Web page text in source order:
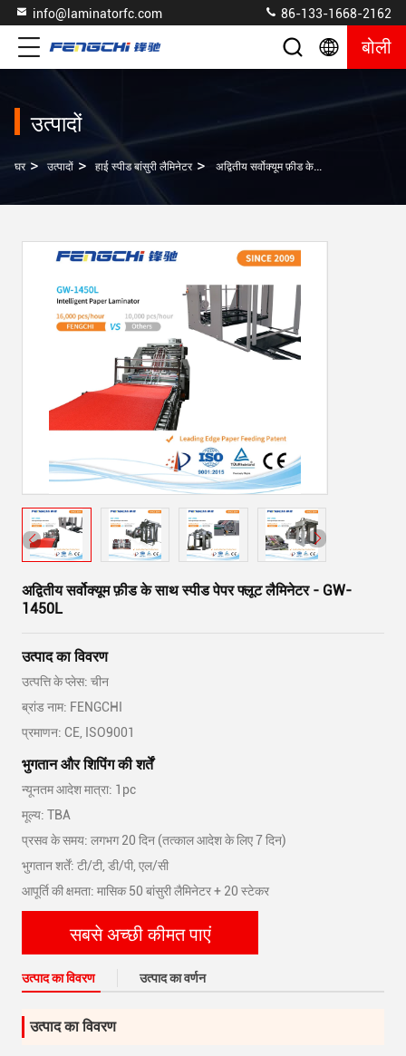
info@laminatorfc.com 86-133-1668-2162
बोली
उत्पादों
घर > उत्पादों > हाई स्पीड बांसुरी लैमिनेटर > अद्वितीय सर्वोक्यूम फ़ीड के साथ स्पीड पेपर फ्लूट लैमिनेटर - GW-1450L
अद्वितीय सर्वोक्यूम फ़ीड के साथ स्पीड पेपर फ्लूट लैमिनेटर - GW-
1450L
उत्पाद का विवरण
उत्पत्ति के प्लेस: चीन
ब्रांड नाम: FENGCHI
प्रमाणन: CE, ISO9001
भुगतान और शिपिंग की शर्तें
न्यूनतम आदेश मात्रा: 1pc
मूल्य: TBA
प्रसव के समय: लगभग 20 दिन (तत्काल आदेश के लिए 7 दिन)
भुगतान शर्तें: टी/टी, डी/पी, एल/सी
आपूर्ति की क्षमता: मासिक 50 बांसुरी लैमिनेटर + 20 स्टेकर
सबसे अच्छी कीमत पाएं
उत्पाद का विवरण उत्पाद का वर्णन
उत्पाद का विवरण